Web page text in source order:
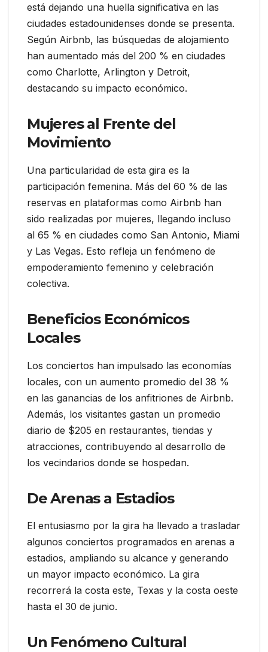
está dejando una huella significativa en las
ciudades estadounidenses donde se presenta.
Según Airbnb, las búsquedas de alojamiento
han aumentado más del 200 % en ciudades
como Charlotte, Arlington y Detroit,
destacando su impacto económico.
Mujeres al Frente del
Movimiento
Una particularidad de esta gira es la
participación femenina. Más del 60 % de las
reservas en plataformas como Airbnb han
sido realizadas por mujeres, llegando incluso
al 65 % en ciudades como San Antonio, Miami
y Las Vegas. Esto refleja un fenómeno de
empoderamiento femenino y celebración
colectiva.
Beneficios Económicos
Locales
Los conciertos han impulsado las economías
locales, con un aumento promedio del 38 %
en las ganancias de los anfitriones de Airbnb.
Además, los visitantes gastan un promedio
diario de $205 en restaurantes, tiendas y
atracciones, contribuyendo al desarrollo de
los vecindarios donde se hospedan.
De Arenas a Estadios
El entusiasmo por la gira ha llevado a trasladar
algunos conciertos programados en arenas a
estadios, ampliando su alcance y generando
un mayor impacto económico. La gira
recorrerá la costa este, Texas y la costa oeste
hasta el 30 de junio.
Un Fenómeno Cultural